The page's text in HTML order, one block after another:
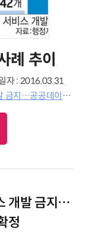
례 추이
자 : 2016.03.31
이터 정비계획 확정
개발 금지…
정